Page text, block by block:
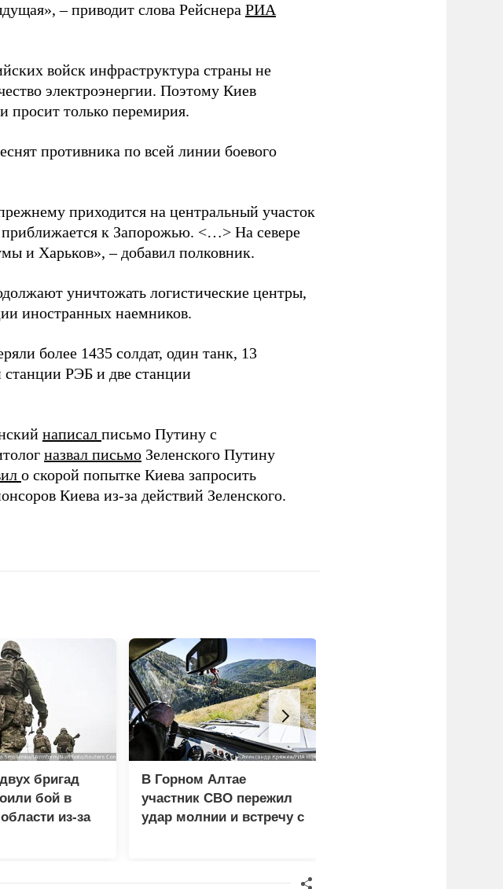
– приводит слова Рейснера РИА
войск инфраструктура страны не
электроэнергии. Поэтому Киев
просит только перемирия.
противника по всей линии боевого
приходится на центральный участок
к Запорожью. <…> На севере
и Харьков», – добавил полковник.
уничтожать логистические центры,
иностранных наемников.
более 1435 солдат, один танк, 13
РЭБ и две станции
написал письмо Путину с
назвал письмо Зеленского Путину
о скорой попытке Киева запросить
Киева из-за действий Зеленского.
бригад
бой в
из-за
В Горном Алтае
участник СВО пережил
удар молнии и встречу с